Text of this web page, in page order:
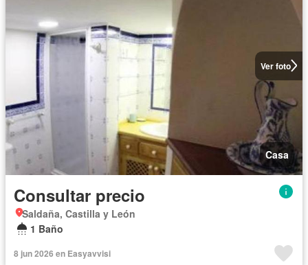
Ver foto
Casa
Consultar precio
Saldaña, Castilla y León
1 Baño
8 jun 2026 en Easyavvisi